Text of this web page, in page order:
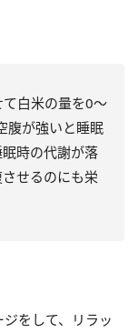
白米の量を0～
腹が強いと睡眠
時の代謝が落
せるのにも栄
をして、リラッ